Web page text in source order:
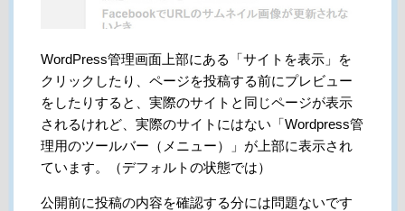
WordPress管理画面上部にある「サイトを表示」を
クリックしたり、ページを投稿する前にプレビュー
をしたりすると、実際のサイトと同じページが表示
されるけれど、実際のサイトにはない「Wordpress管
理用のツールバー（メニュー）」が上部に表示され
ています。（デフォルトの状態では）
公開前に投稿の内容を確認する分には問題ないです